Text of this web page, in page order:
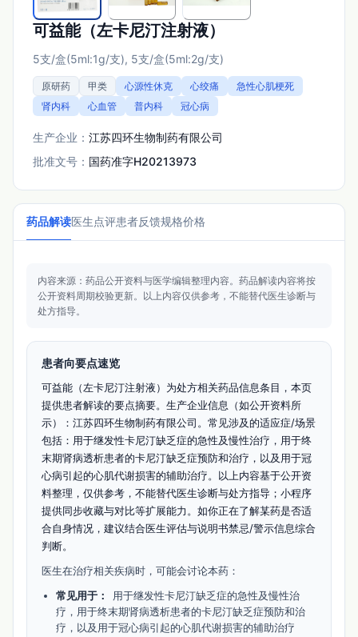
可益能（左卡尼汀注射液）
5支/盒(5ml:1g/支), 5支/盒(5ml:2g/支)
原研药 甲类 心源性休克 心绞痛
急性心肌梗死
肾内科
心血管 普内科 冠心病
生产企业： 江苏四环生物制药有限公司
批准文号： 国药准字H20213973
药品解读医生点评患者反馈规格价格
内容来源：药品公开资料与医学编辑整理内容。 药品解读内容将按
公开资料周期校验更新。 以上内容仅供参考，不能替代医生诊断与
处方指导。
患者向要点速览
可益能（左卡尼汀注射液）为处方相关药品信息条目，本页
提供患者解读的要点摘要。生产企业信息（如公开资料所
示）：江苏四环生物制药有限公司。常见涉及的适应症/场景
包括：用于继发性卡尼汀缺乏症的急性及慢性治疗，用于终
末期肾病透析患者的卡尼汀缺乏症预防和治疗，以及用于冠
心病引起的心肌代谢损害的辅助治疗。以上内容基于公开资
料整理，仅供参考，不能替代医生诊断与处方指导；小程序
提供同步收藏与对比等扩展能力。如你正在了解某药是否适
合自身情况，建议结合医生评估与说明书禁忌/警示信息综合
判断。
医生在治疗相关疾病时，可能会讨论本药：
常见用于：
用于继发性卡尼汀缺乏症的急性及慢性治
疗，用于终末期肾病透析患者的卡尼汀缺乏症预防和治
疗，以及用于冠心病引起的心肌代谢损害的辅助治疗